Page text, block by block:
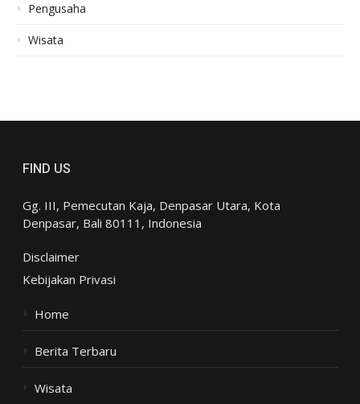
Pengusaha
Wisata
FIND US
Gg. III, Pemecutan Kaja, Denpasar Utara, Kota
Denpasar, Bali 80111, Indonesia
Disclaimer
Kebijakan Privasi
Home
Berita Terbaru
Wisata